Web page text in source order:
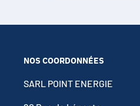
NOS COORDONNÉES
SARL POINT ENERGIE